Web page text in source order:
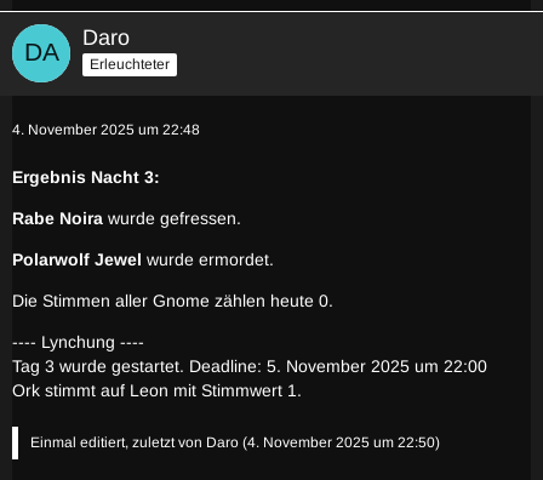
Daro
Erleuchteter
4. November 2025 um 22:48
Ergebnis Nacht 3:
Rabe Noira wurde gefressen.
Polarwolf Jewel wurde ermordet.
Die Stimmen aller Gnome zählen heute 0.
---- Lynchung ----
Tag 3 wurde gestartet. Deadline: 5. November 2025 um 22:00
Ork stimmt auf Leon mit Stimmwert 1.
Einmal editiert, zuletzt von Daro (4. November 2025 um 22:50)